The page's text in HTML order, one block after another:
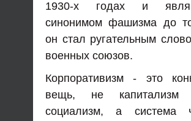
1930-х годах и
синонимом фашизма до
он стал ругательным
военных союзов.
Корпоративизм - это
вещь, не
социализм, а система